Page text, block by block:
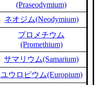
(Praseodymium)
ネオジム(Neodymium)
プロメチウム
(Promethium)
サマリウム(Samarium)
ユウロピウム(Europium)